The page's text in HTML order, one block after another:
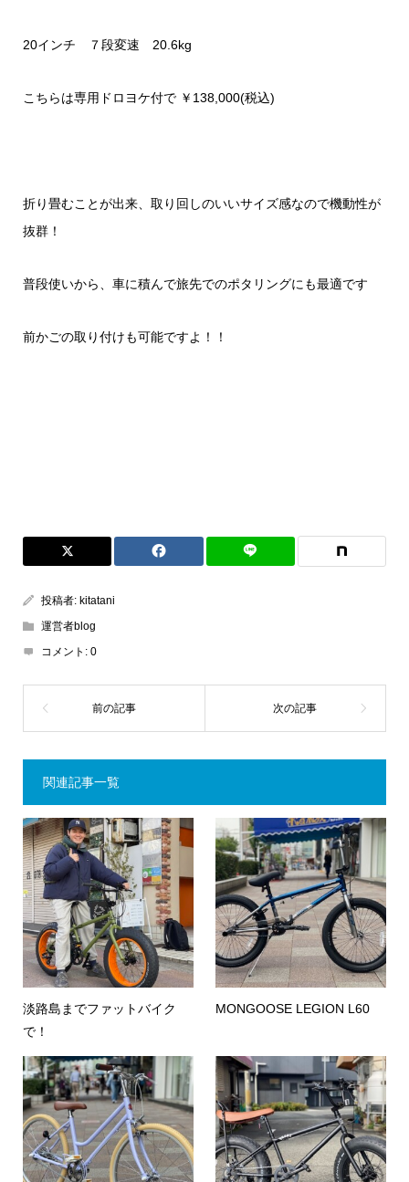
20インチ ７段変速 20.6kg
こちらは専用ドロヨケ付で ￥138,000(税込)
折り畳むことが出来、取り回しのいいサイズ感なので機動性が
抜群！
普段使いから、車に積んで旅先でのポタリングにも最適です
前かごの取り付けも可能ですよ！！
投稿者: kitatani
運営者blog
コメント: 0
関連記事一覧
淡路島までファットバイク
で！
MONGOOSE LEGION L60